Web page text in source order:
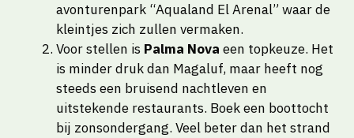
avonturenpark “Aqualand El Arenal” waar de
kleintjes zich zullen vermaken.
Voor stellen is Palma Nova een topkeuze. Het
is minder druk dan Magaluf, maar heeft nog
steeds een bruisend nachtleven en
uitstekende restaurants. Boek een boottocht
bij zonsondergang. Veel beter dan het strand